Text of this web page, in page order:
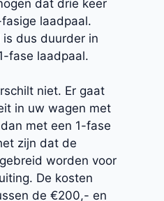
dat drie keer
laadpaal.
is dus duurder in
fase laadpaal.
niet. Er gaat
in uw wagen met
met een 1-fase
zijn dat de
worden voor
De kosten
de €200,- en